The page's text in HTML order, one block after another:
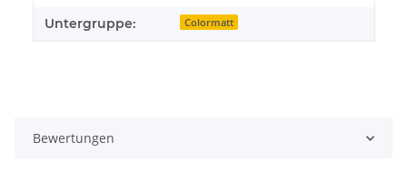
Untergruppe: Colormatt
Bewertungen